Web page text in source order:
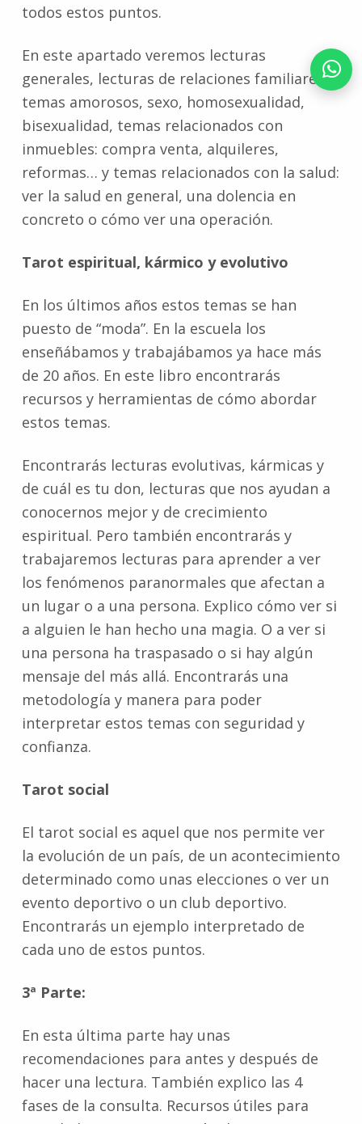
todos estos puntos.
En este apartado veremos lecturas
generales, lecturas de relaciones familiares,
temas amorosos, sexo, homosexualidad,
bisexualidad, temas relacionados con
inmuebles: compra venta, alquileres,
reformas… y temas relacionados con la salud:
ver la salud en general, una dolencia en
concreto o cómo ver una operación.
Tarot espiritual, kármico y evolutivo
En los últimos años estos temas se han
puesto de “moda”. En la escuela los
enseñábamos y trabajábamos ya hace más
de 20 años. En este libro encontrarás
recursos y herramientas de cómo abordar
estos temas.
Encontrarás lecturas evolutivas, kármicas y
de cuál es tu don, lecturas que nos ayudan a
conocernos mejor y de crecimiento
espiritual. Pero también encontrarás y
trabajaremos lecturas para aprender a ver
los fenómenos paranormales que afectan a
un lugar o a una persona. Explico cómo ver si
a alguien le han hecho una magia. O a ver si
una persona ha traspasado o si hay algún
mensaje del más allá. Encontrarás una
metodología y manera para poder
interpretar estos temas con seguridad y
confianza.
Tarot social
El tarot social es aquel que nos permite ver
la evolución de un país, de un acontecimiento
determinado como unas elecciones o ver un
evento deportivo o un club deportivo.
Encontrarás un ejemplo interpretado de
cada uno de estos puntos.
3ª Parte:
En esta última parte hay unas
recomendaciones para antes y después de
hacer una lectura. También explico las 4
fases de la consulta. Recursos útiles para